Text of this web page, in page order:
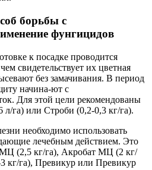
борьбы с
фунгицидов
к посадке проводится
свидетельствует их цветная
без замачивания. В период
начина-ют с
Для этой цели рекомендованы
га) или Строби (0,2-0,3 кг/га).
необходимо использовать
лечебным действием. Это
(2,5 кг/га), Акробат МЦ (2 кг/
кг/га), Превикур или Превикур